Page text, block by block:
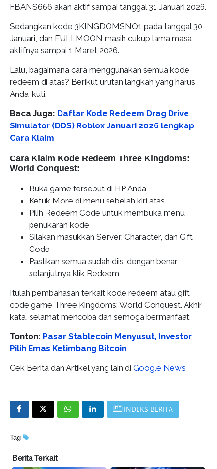
FBANS666 akan aktif sampai tanggal 31 Januari 2026.
Sedangkan kode 3KINGDOMSNO1 pada tanggal 30
Januari, dan FULLMOON masih cukup lama masa
aktifnya sampai 1 Maret 2026.
Lalu, bagaimana cara menggunakan semua kode
redeem di atas? Berikut urutan langkah yang harus
Anda ikuti.
Baca Juga: Daftar Kode Redeem Drag Drive
Simulator (DDS) Roblox Januari 2026 lengkap
Cara Klaim
Cara Klaim Kode Redeem Three Kingdoms:
World Conquest:
Buka game tersebut di HP Anda
Ketuk More di menu sebelah kiri atas
Pilih Redeem Code untuk membuka menu
penukaran kode
Silakan masukkan Server, Character, dan Gift
Code
Pastikan semua sudah diisi dengan benar,
selanjutnya klik Redeem
Itulah pembahasan terkait kode redeem atau gift
code game Three Kingdoms: World Conquest. Akhir
kata, selamat mencoba dan semoga bermanfaat.
Tonton: Pasar Stablecoin Menyusut, Investor
Pilih Emas Ketimbang Bitcoin
Cek Berita dan Artikel yang lain di Google News
INDEKS BERITA
Tag
Berita Terkait